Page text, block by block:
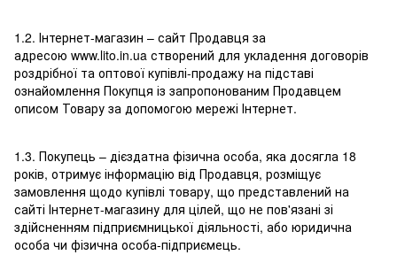
1.2. Інтернет-магазин – сайт Продавця за
адресою www.lito.in.ua створений для укладення договорів
роздрібної та оптової купівлі-продажу на підставі
ознайомлення Покупця із запропонованим Продавцем
описом Товару за допомогою мережі Інтернет.
1.3. Покупець – дієздатна фізична особа, яка досягла 18
років, отримує інформацію від Продавця, розміщує
замовлення щодо купівлі товару, що представлений на
сайті Інтернет-магазину для цілей, що не пов'язані зі
здійсненням підприємницької діяльності, або юридична
особа чи фізична особа-підприємець.